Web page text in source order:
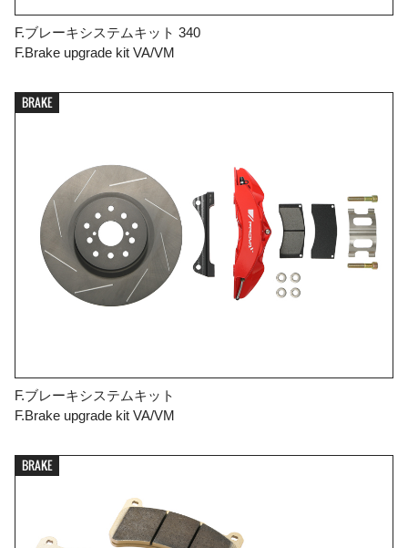
F.ブレーキシステムキット 340
F.Brake upgrade kit VA/VM
BRAKE
F.ブレーキシステムキット
F.Brake upgrade kit VA/VM
BRAKE